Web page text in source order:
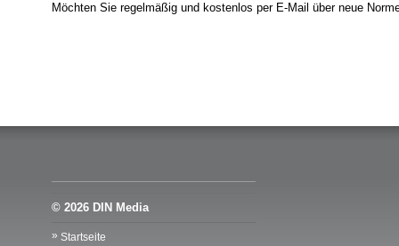
Möchten Sie regelmäßig und kostenlos per E-Mail über neue
© 2026 DIN Media
Startseite